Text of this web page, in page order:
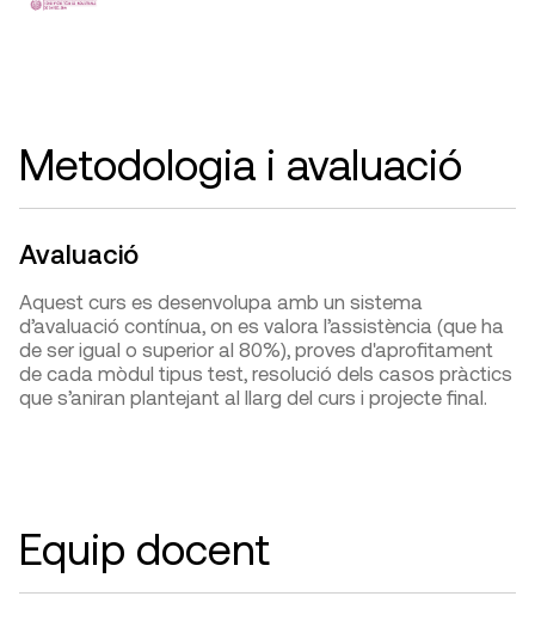
Metodologia i avaluació
Avaluació
Aquest curs es desenvolupa amb un sistema
d’avaluació contínua, on es valora l’assistència (que ha
de ser igual o superior al 80%), proves d'aprofitament
de cada mòdul tipus test, resolució dels casos pràctics
que s’aniran plantejant al llarg del curs i projecte final.
Equip docent